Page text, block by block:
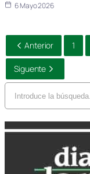
6 Mayo 2026
Anterior 1
Siguente